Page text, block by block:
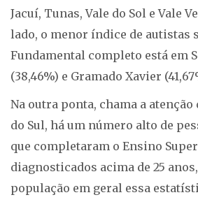
Jacuí, Tunas, Vale do Sol e Vale
lado, o menor índice de autistas
Fundamental completo está em
(38,46%) e Gramado Xavier
Na outra ponta, chama a atenção
do Sul, há um número alto de
que completaram o Ensino
diagnosticados acima de 25
população em geral essa